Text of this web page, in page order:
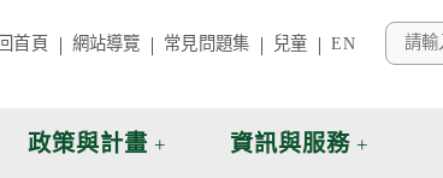
回首頁 網站導覽 常見問題集 兒童 EN
政策與計畫 資訊與服務